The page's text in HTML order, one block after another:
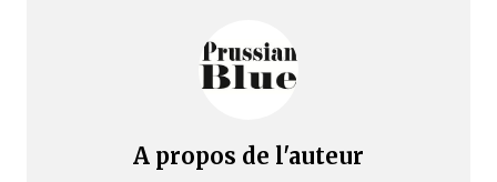
A propos de l'auteur